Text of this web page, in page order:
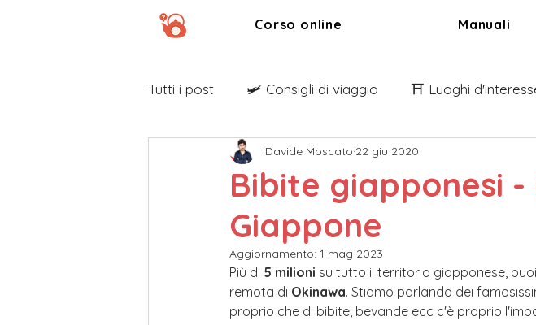
Corso online Manuali
Tutti i post 🛩️ Consigli di viaggio ⛩️ Luoghi
🍙 Ricette 📢 TVDG Annunci 🀄️ Giapponese
Bibite giapponesi -
Giappone
Davide Moscato 22 giu 2020
Aggiornamento: 1 mag 2023
Più di 5 milioni su tutto il territorio giapponese,
remota di Okinawa. Stiamo parlando dei
proprio che di bibite, bevande ecc c'è proprio